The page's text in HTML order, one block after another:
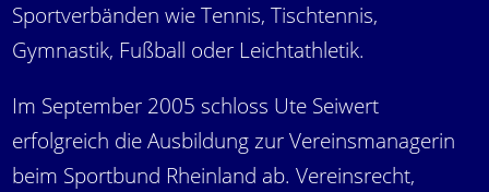
Sportverbänden wie Tennis, Tischtennis,
Gymnastik, Fußball oder Leichtathletik.
Im September 2005 schloss Ute Seiwert
erfolgreich die Ausbildung zur Vereinsmanagerin
beim Sportbund Rheinland ab. Vereinsrecht,